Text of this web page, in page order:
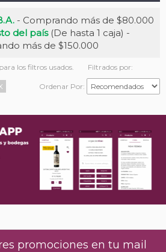
- Comprando más de $80.000
del país(De hasta 1 caja) -
más de $150.000
los filtros usados. Filtrados por:
Ordenar Por:
promociones en tu mail